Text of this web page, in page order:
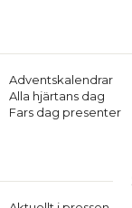
Adventskalendrar
Alla hjärtans dag
Fars dag presenter